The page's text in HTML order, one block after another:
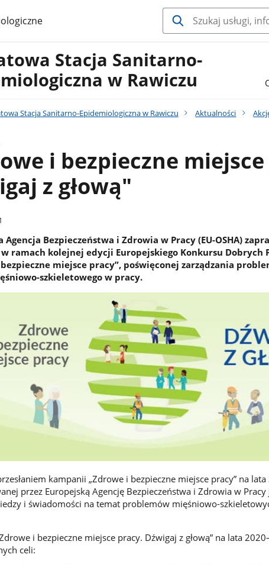
Stacja Sanitarno-
w Rawiczu
Stacja Sanitarno-Epidemiologiczna w Rawiczu Aktualności
i bezpieczne
z głową"
Agencja Bezpieczeństwa i Zdrowia w Pracy (EU-OSHA)
ramach kolejnej edycji Europejskiego Konkursu Dobrych
miejsce pracy”, poświęconej zarządzania
szkieletowego w pracy.
kampanii „Zdrowe i bezpieczne miejsce pracy” na
przez Europejską Agencję Bezpieczeństwa i Zdrowia w
i świadomości na temat problemów mięśniowo-
i bezpieczne miejsce pracy. Dźwigaj z głową” na lata
celi: